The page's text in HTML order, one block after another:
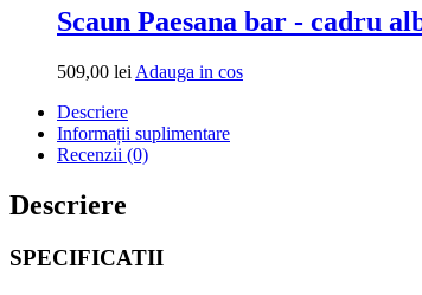
fost:
559,00 lei.
459,00 lei.
Scaun Paesana bar - cadru
509,00 lei Adauga in cosAdauga
Descriere
Informații suplimentare
Recenzii (0)
Descriere
SPECIFICATII